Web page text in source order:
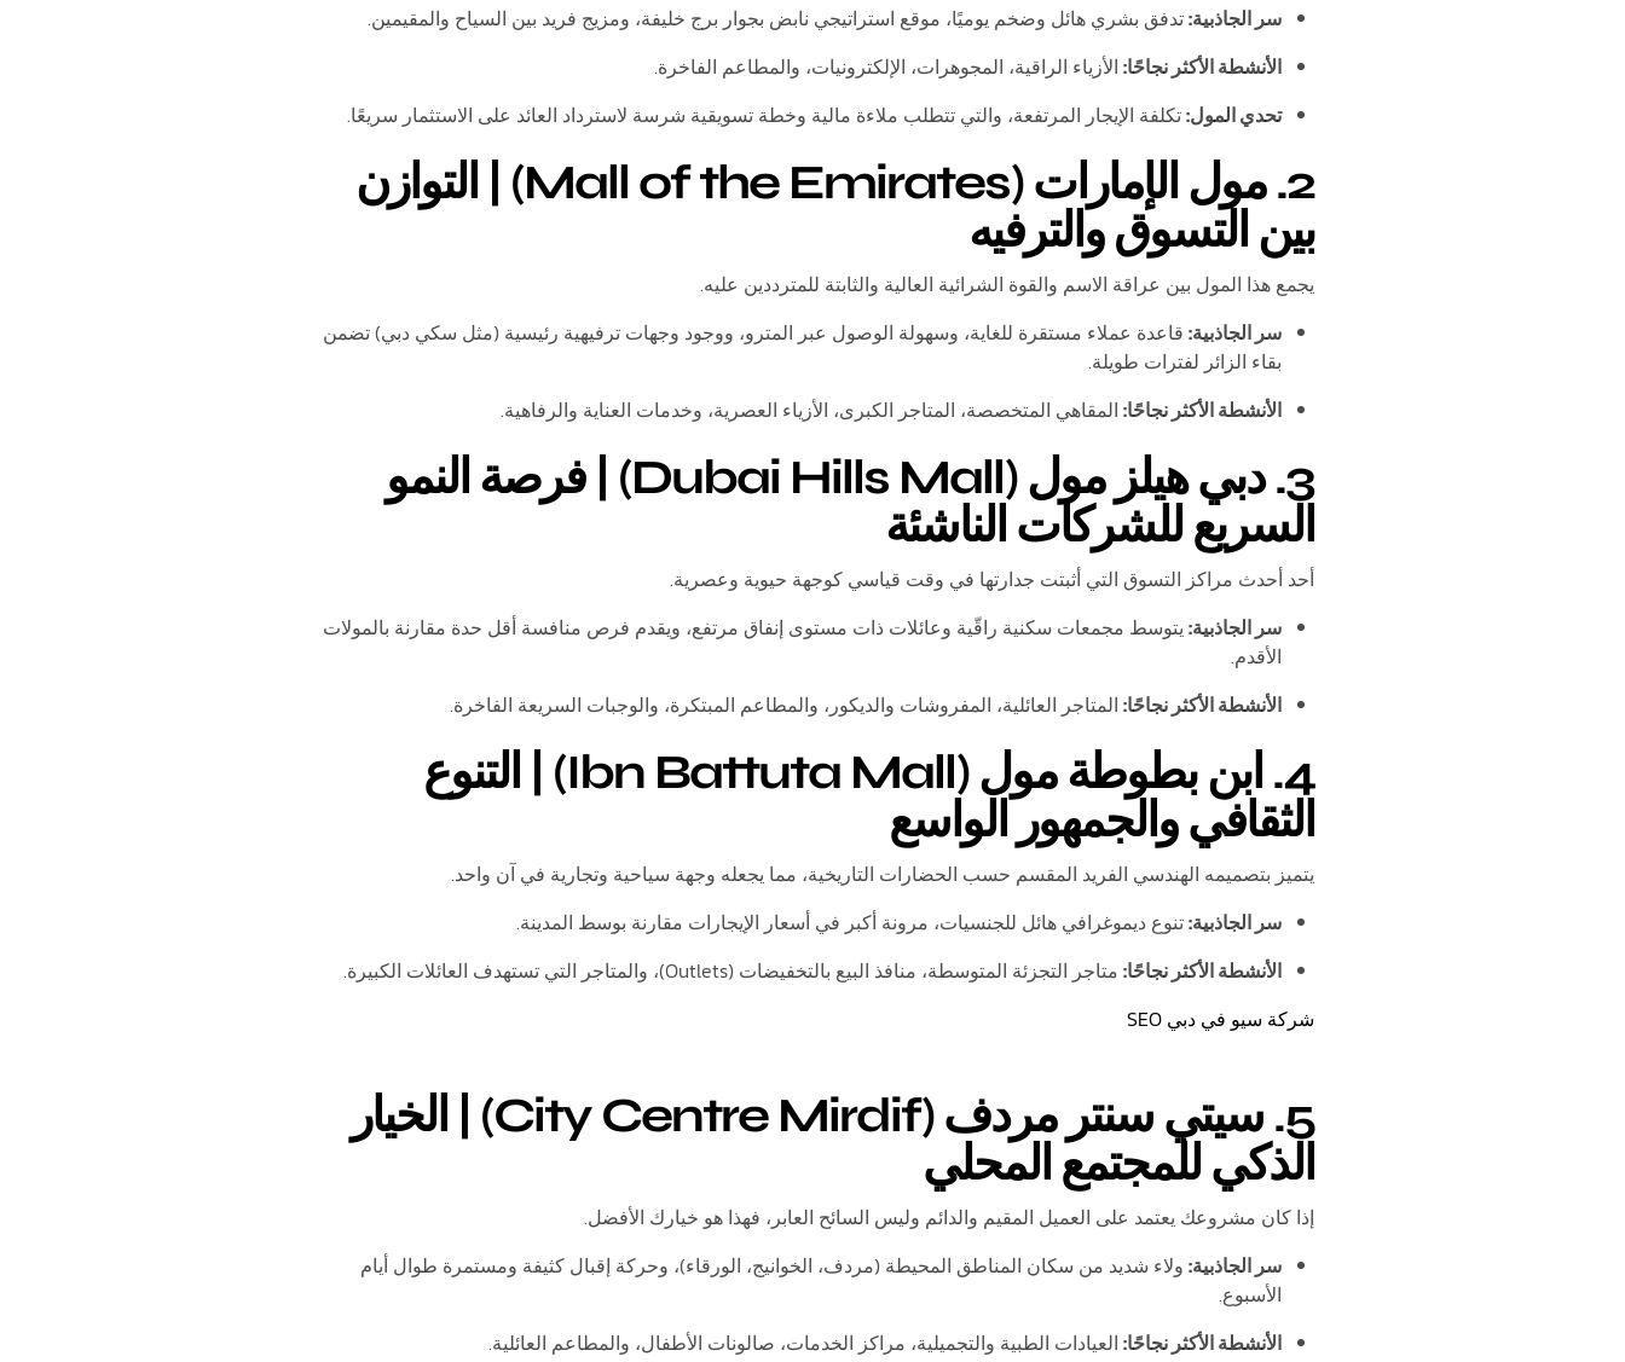
سر الجاذبية:تدفق بشري هائل وضخم يوميًا، موقع استراتيجي نابض بجوار برج خليفة، ومزيج فريد بين السياح والمقيمين.
الأنشطة الأكثر نجاحًا: الأزياء الراقية، المجوهرات، الإلكترونيات، والمطاعم الفاخرة.
تحدي المول:تكلفة الإيجار المرتفعة، والتي تتطلب ملاءة مالية وخطة تسويقية شرسة لاسترداد العائد على الاستثمار سريعًا.
2. مول الإمارات (Mall of the Emirates) | التوازن
بين التسوق والترفيه
يجمع هذا المول بين عراقة الاسم والقوة الشرائية العالية والثابتة للمترددين عليه.
سر الجاذبية: قاعدة عملاء مستقرة للغاية، وسهولة الوصول عبر المترو، ووجود وجهات ترفيهية رئيسية (مثل سكي دبي) تضمن
بقاء الزائر لفترات طويلة.
الأنشطة الأكثر نجاحًا: المقاهي المتخصصة، المتاجر الكبرى، الأزياء العصرية، وخدمات العناية والرفاهية.
3. دبي هيلز مول (Dubai Hills Mall) | فرصة النمو
السريع للشركات الناشئة
أحد أحدث مراكز التسوق التي أثبتت جدارتها في وقت قياسي كوجهة حيوية وعصرية.
سر الجاذبية:يتوسط مجمعات سكنية راقّية وعائلات ذات مستوى إنفاق مرتفع، ويقدم فرص منافسة أقل حدة مقارنة بالمولات
الأقدم.
الأنشطة الأكثر نجاحًا: المتاجر العائلية، المفروشات والديكور، والمطاعم المبتكرة، والوجبات السريعة الفاخرة.
4. ابن بطوطة مول (Ibn Battuta Mall) | التنوع
الثقافي والجمهور الواسع
يتميز بتصميمه الهندسي الفريد المقسم حسب الحضارات التاريخية، مما يجعله وجهة سياحية وتجارية في آن واحد.
سر الجاذبية:تنوع ديموغرافي هائل للجنسيات، مرونة أكبر في أسعار الإيجارات مقارنة بوسط المدينة.
الأنشطة الأكثر نجاحًا: متاجر التجزئة المتوسطة، منافذ البيع بالتخفيضات (Outlets)، والمتاجر التي تستهدف العائلات الكبيرة.
شركة سيو في دبي SEO
5. سيتي سنتر مردف (City Centre Mirdif) | الخيار
الذكي للمجتمع المحلي
إذا كان مشروعك يعتمد على العميل المقيم والدائم وليس السائح العابر، فهذا هو خيارك الأفضل.
سر الجاذبية: ولاء شديد من سكان المناطق المحيطة (مردف، الخوانيج، الورقاء)، وحركة إقبال كثيفة ومستمرة طوال أيام
الأسبوع.
الأنشطة الأكثر نجاحًا: العيادات الطبية والتجميلية، مراكز الخدمات، صالونات الأطفال، والمطاعم العائلية.